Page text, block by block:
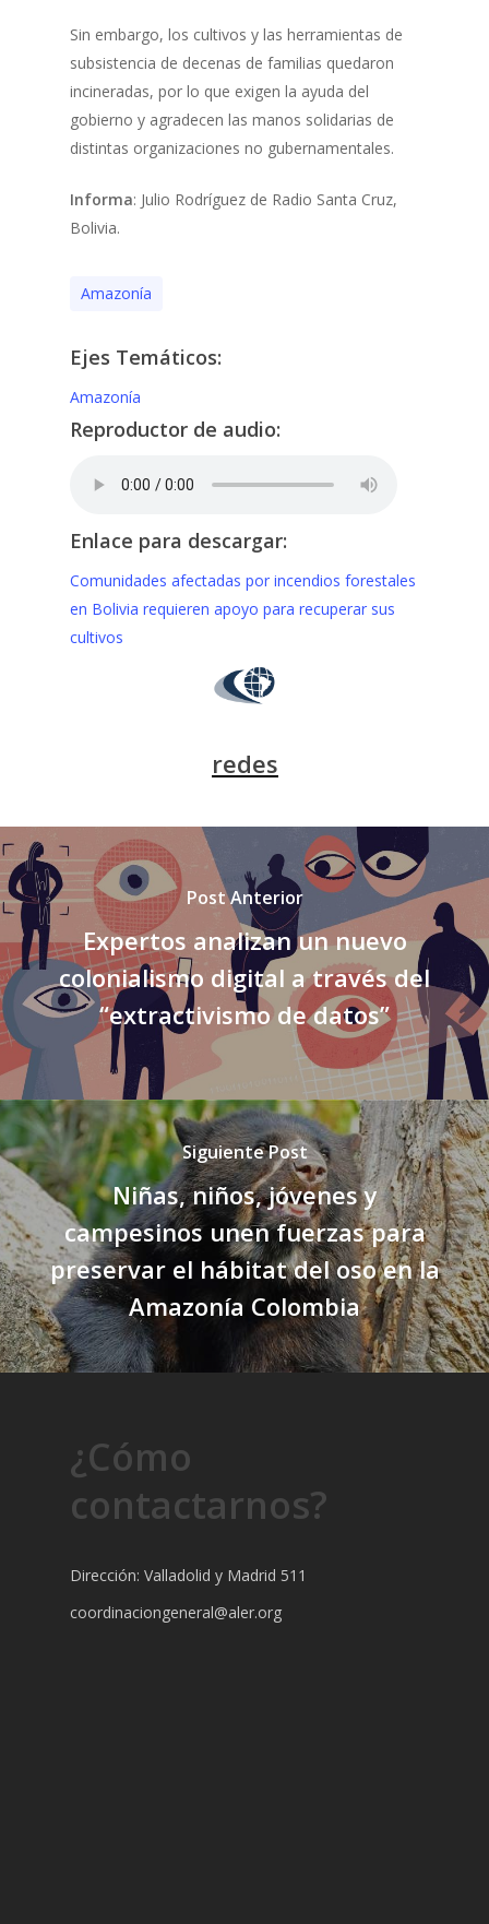
Sin embargo, los cultivos y las herramientas de
subsistencia de decenas de familias quedaron
incineradas, por lo que exigen la ayuda del
gobierno y agradecen las manos solidarias de
distintas organizaciones no gubernamentales.
Informa: Julio Rodríguez de Radio Santa Cruz,
Bolivia.
Amazonía
Ejes Temáticos:
Amazonía
Reproductor de audio:
Enlace para descargar:
Comunidades afectadas por incendios forestales
en Bolivia requieren apoyo para recuperar sus
cultivos
redes
Post Anterior
Expertos analizan un nuevo
colonialismo digital a través del
“extractivismo de datos”
Siguiente Post
Niñas, niños, jóvenes y
campesinos unen fuerzas para
preservar el hábitat del oso en la
Amazonía Colombia
¿Cómo
contactarnos?
Dirección: Valladolid y Madrid 511
coordinaciongeneral@aler.org